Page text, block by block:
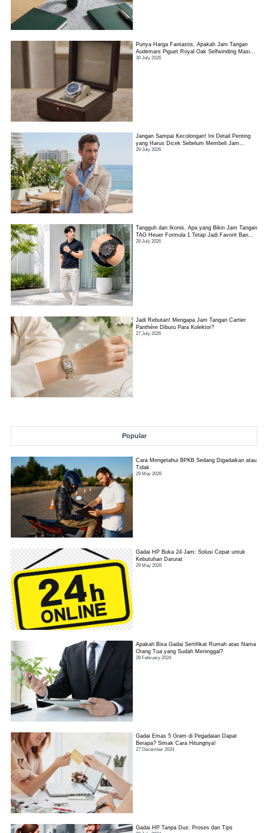
Punya Harga Fantastis, Apakah Jam Tangan
Audemars Piguet Royal Oak Selfwinding Masih
Worth It?
30 July 2026
Jangan Sampai Kecolongan! Ini Detail Penting
yang Harus Dicek Sebelum Membeli Jam
Tangan TAG Heuer Link
29 July 2026
Tangguh dan Ikonis, Apa yang Bikin Jam Tangan
TAG Heuer Formula 1 Tetap Jadi Favorit Banyak
Orang?
28 July 2026
Jadi Rebutan! Mengapa Jam Tangan Cartier
Panthère Diburu Para Kolektor?
27 July 2026
Popular
Cara Mengetahui BPKB Sedang Digadaikan atau
Tidak
29 May 2026
Gadai HP Buka 24 Jam: Solusi Cepat untuk
Kebutuhan Darurat
29 May 2026
Apakah Bisa Gadai Sertifikat Rumah atas Nama
Orang Tua yang Sudah Meninggal?
28 February 2024
Gadai Emas 5 Gram di Pegadaian Dapat
Berapa? Simak Cara Hitungnya!
27 December 2024
Gadai HP Tanpa Dus: Proses dan Tips